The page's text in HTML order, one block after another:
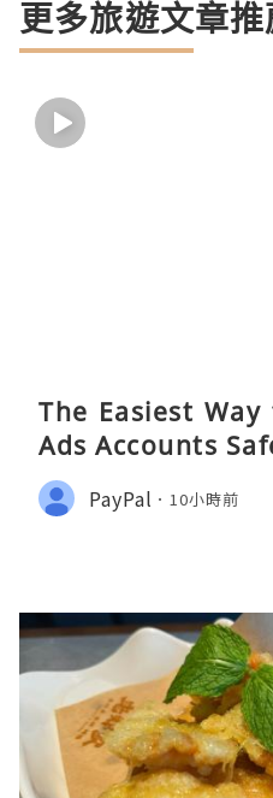
更多旅遊文章推
The Easiest
Ads Accounts
PayPal 10小時前